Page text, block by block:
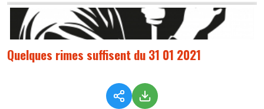
Quelques rimes suffisent du 31 01 2021